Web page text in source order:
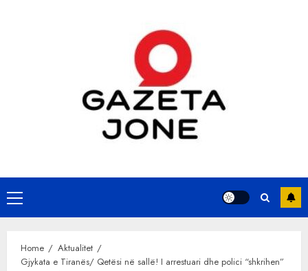
Primary
Menu
Home
Aktualitet
Gjykata e Tiranës/ Qetësi në sallë! I arrestuari dhe polici “shkrihen”